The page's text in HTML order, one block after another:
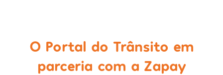
O Portal do Trânsito em
parceria com a Zapay